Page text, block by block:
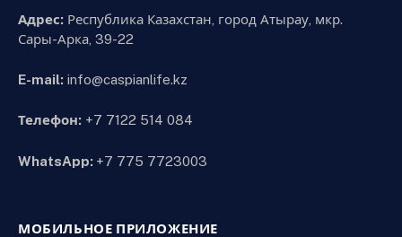
Адрес: Республика Казахстан, город Атырау, мкр.
Сары-Арка, 39-22
E-mail: info@caspianlife.kz
Телефон: +7 7122 514 084
WhatsApp: +7 775 7723003
МОБИЛЬНОЕ ПРИЛОЖЕНИЕ